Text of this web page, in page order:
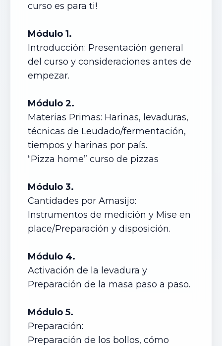
curso es para ti!
Módulo 1.
Introducción: Presentación general
del curso y consideraciones antes de
empezar.
Módulo 2.
Materias Primas: Harinas, levaduras,
técnicas de Leudado/fermentación,
tiempos y harinas por país.
“Pizza home” curso de pizzas
Módulo 3.
Cantidades por Amasijo:
Instrumentos de medición y Mise en
place/Preparación y disposición.
Módulo 4.
Activación de la levadura y
Preparación de la masa paso a paso.
Módulo 5.
Preparación:
Preparación de los bollos, cómo